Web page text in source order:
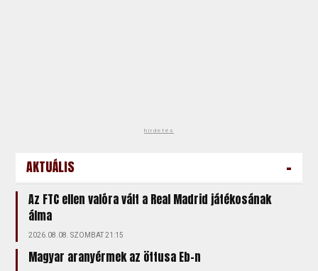
hirdetés
AKTUÁLIS -
Az FTC ellen valóra vált a Real Madrid játékosának
álma
2026.08.08. SZOMBAT 21:15
Magyar aranyérmek az öttusa Eb-n